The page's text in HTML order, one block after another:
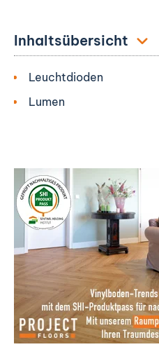
Inhaltsübersicht
Leuchtdioden
Lumen